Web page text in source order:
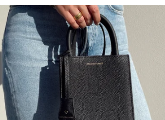
初回限定10%OFFクーポンをお
りください。
ングを始める
一部例外あり